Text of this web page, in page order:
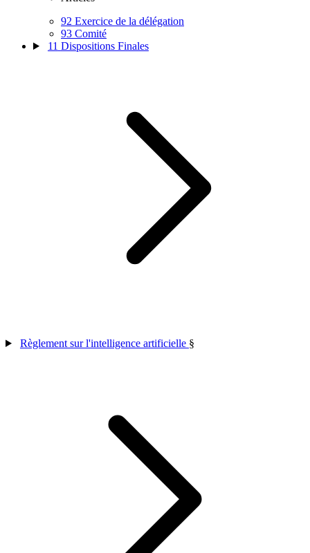
92 Exercice de la délégation
93 Comité
11 Dispositions Finales
Règlement sur l'intelligence artificielle §